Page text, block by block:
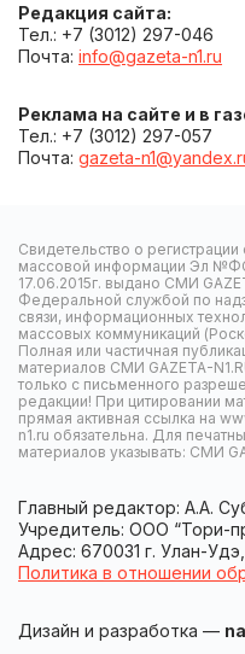
Редакция сайта:
Тел.: +7 (3012) 297-046
Почта: info@gazeta-n1.ru
Реклама на сайте и в
Тел.: +7 (3012) 297-057
Почта: gazeta-
Свидетельство о регистрации
массовой информации Эл
17.06.2015г. выдано СМИ
Федеральной службой по
связи, информационных
массовых коммуникаций
Полная или частичная
материалов СМИ GAZETA-
только с письменного
редакции! При цитировании
прямая активная ссылка на
n1.ru обязательна. Для
материалов указывать: СМИ
Главный редактор: А.А.
Учредитель: ООО “Тори-
Адрес: 670031 г. Улан-
Политика в отношении
Дизайн и разработка —